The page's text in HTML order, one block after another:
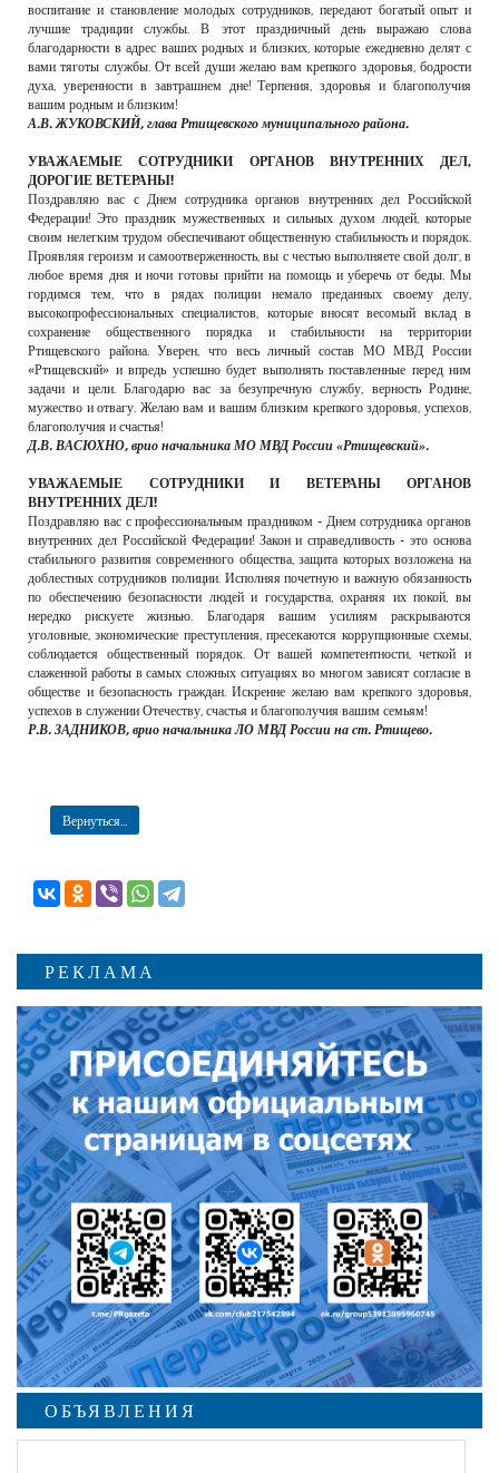
воспитание и становление молодых сотрудников, передают богатый опыт и
лучшие традиции службы. В этот праздничный день выражаю слова
благодарности в адрес ваших родных и близких, которые ежедневно делят с
вами тяготы службы. От всей души желаю вам крепкого здоровья, бодрости
духа, уверенности в завтрашнем дне! Терпения, здоровья и благополучия
вашим родным и близким!
А.В. ЖУКОВСКИЙ, глава Ртищевского муниципального района.
УВАЖАЕМЫЕ СОТРУДНИКИ ОРГАНОВ ВНУТРЕННИХ ДЕЛ,
ДОРОГИЕ ВЕТЕРАНЫ!
Поздравляю вас с Днем сотрудника органов внутренних дел Российской
Федерации! Это праздник мужественных и сильных духом людей, которые
своим нелегким трудом обеспечивают общественную стабильность и порядок.
Проявляя героизм и самоотверженность, вы с честью выполняете свой долг, в
любое время дня и ночи готовы прийти на помощь и уберечь от беды. Мы
гордимся тем, что в рядах полиции немало преданных своему делу,
высокопрофессиональных специалистов, которые вносят весомый вклад в
сохранение общественного порядка и стабильности на территории
Ртищевского района. Уверен, что весь личный состав МО МВД России
«Ртищевский» и впредь успешно будет выполнять поставленные перед ним
задачи и цели. Благодарю вас за безупречную службу, верность Родине,
мужество и отвагу. Желаю вам и вашим близким крепкого здоровья, успехов,
благополучия и счастья!
Д.В. ВАСЮХНО, врио начальника МО МВД России «Ртищевский».
УВАЖАЕМЫЕ СОТРУДНИКИ И ВЕТЕРАНЫ ОРГАНОВ
ВНУТРЕННИХ ДЕЛ!
Поздравляю вас с профессиональным праздником - Днем сотрудника органов
внутренних дел Российской Федерации! Закон и справедливость - это основа
стабильного развития современного общества, защита которых возложена на
доблестных сотрудников полиции. Исполняя почетную и важную обязанность
по обеспечению безопасности людей и государства, охраняя их покой, вы
нередко рискуете жизнью. Благодаря вашим усилиям раскрываются
уголовные, экономические преступления, пресекаются коррупционные схемы,
соблюдается общественный порядок. От вашей компетентности, четкой и
слаженной работы в самых сложных ситуациях во многом зависят согласие в
обществе и безопасность граждан. Искренне желаю вам крепкого здоровья,
успехов в служении Отечеству, счастья и благополучия вашим семьям!
Р.В. ЗАДНИКОВ, врио начальника ЛО МВД России на ст. Ртищево.
Вернуться...
РЕКЛАМА
ОБЪЯВЛЕНИЯ